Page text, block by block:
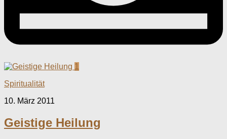
1
Spiritualität
10. März 2011
Geistige Heilung